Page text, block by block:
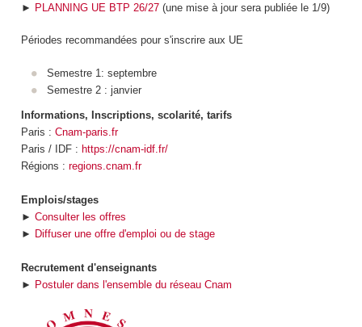
► PLANNING UE BTP 26/27(une mise à jour sera publiée le 1/9)
Périodes recommandées pour s'inscrire aux UE
Semestre 1: septembre
Semestre 2 : janvier
Informations, Inscriptions, scolarité, tarifs
Paris : Cnam-paris.fr
Paris / IDF : https://cnam-idf.fr/
Régions : regions.cnam.fr
Emplois/stages
► Consulter les offres
► Diffuser une offre d'emploi ou de stage
Recrutement d'enseignants
► Postuler dans l'ensemble du réseau Cnam